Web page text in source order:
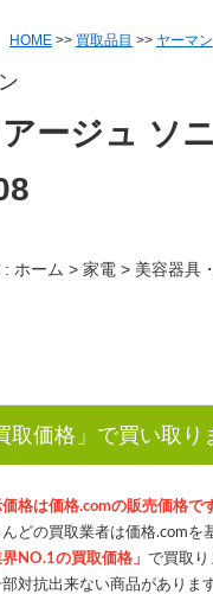
HOME >> 買取品目 >> ヤーマン
ージュ ソ
: ホーム > 家電 > 美容器具
取価格」で買い取り
格は価格.comの販売価格で
どの買取業者は価格.comを
界NO.1の買取価格」 で買取り
対抗出来ない商品があります